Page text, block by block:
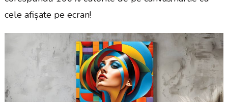
cele afișate pe ecran!